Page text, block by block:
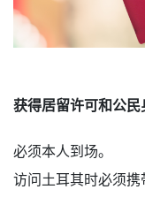
获得居留许可和公
必须本人到场。
访问土耳其时必须